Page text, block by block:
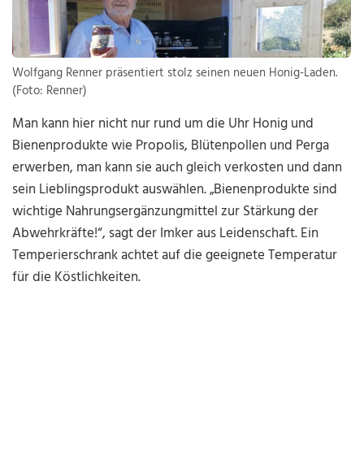
Wolfgang Renner präsentiert stolz seinen neuen Honig-Laden.
(Foto: Renner)
Man kann hier nicht nur rund um die Uhr Honig und
Bienenprodukte wie Propolis, Blütenpollen und Perga
erwerben, man kann sie auch gleich verkosten und dann
sein Lieblingsprodukt auswählen. „Bienenprodukte sind
wichtige Nahrungsergänzungmittel zur Stärkung der
Abwehrkräfte!“, sagt der Imker aus Leidenschaft. Ein
Temperierschrank achtet auf die geeignete Temperatur
für die Köstlichkeiten.